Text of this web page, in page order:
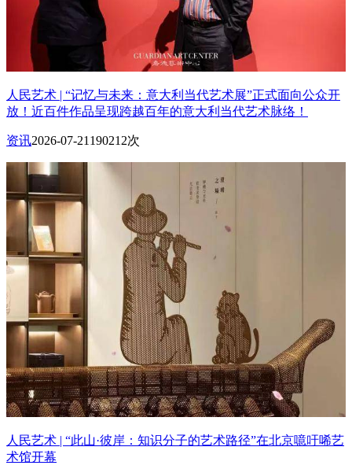
人民艺术 | “记忆与未来：意大利当代艺术展”正式面向公众开
放！近百件作品呈现跨越百年的意大利当代艺术脉络！
资讯2026-07-21 190212次
人民艺术 | “此山·彼岸：知识分子的艺术路径”在北京噫吁唏艺
术馆开幕